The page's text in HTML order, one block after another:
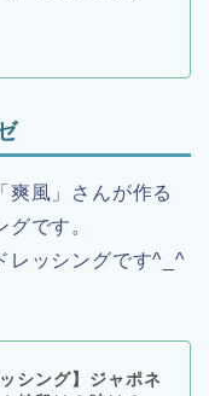
爽風」さんが作る
です。
レッシングです^_^
シング】ジャポネ